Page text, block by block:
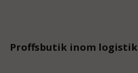
Proffsbutik inom logistik